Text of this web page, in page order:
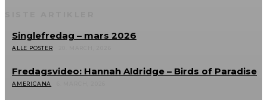
Singlefredag – mars 2026
ALLE POSTER
Fredagsvideo: Hannah Aldridge – Birds of Paradise
AMERICANA